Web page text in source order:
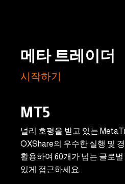
메타 트레이더
시작하기
MT5
널리 호평을 받고 있는
OXShare의 우수한 실행 및
활용하여 60개가 넘는 글로
있게 접근하세요.